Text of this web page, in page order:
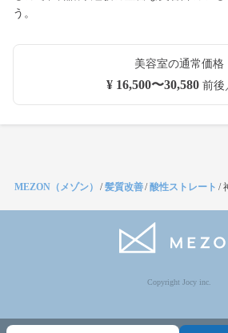
う。
美容室の通常価格
¥ 16,500〜30,580前後
MEZON（メゾン） /髪質改善/酸性ストレート /
Copyright Jocy inc.